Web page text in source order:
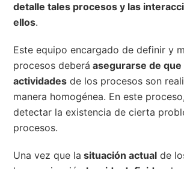
detalle tales procesos y las
ellos.
Este equipo encargado de definir y
procesos deberá asegurarse de
actividades de los procesos son
manera homogénea. En este
detectar la existencia de cierta
procesos.
Una vez que la situación actual de